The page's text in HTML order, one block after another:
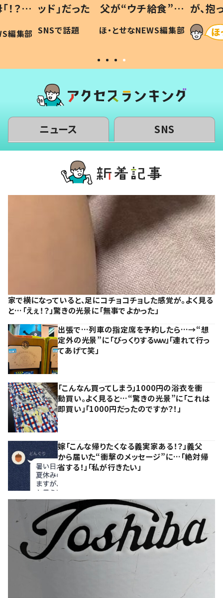
？」
編集部
ッド」だった 父が“ウチ給食”を
作り続ける理由とは #令和の親
#令和の子
SNSで話題 ほ・とせなNEWS編集部
が、
「涙が
い」
ニュース SNS
家で横になっていると、足にコチョコチョした感覚が。よく見る
と…「えぇ！？」驚きの光景に「無事でよかった」
出張で…列車の指定席を予約したら…→“想
定外の光景”に「びっくりするｗｗ」「連れて行っ
てあげて笑」
「こんなん買ってしまう」1000円の浴衣を衝
動買い。よく見ると…“驚きの光景”に「これは
即買い」「1000円だったのですか？！」
嫁「こんな帰りたくなる義実家ある！？」義父
から届いた“衝撃のメッセージ”に…「絶対帰
省する！」「私が行きたい」